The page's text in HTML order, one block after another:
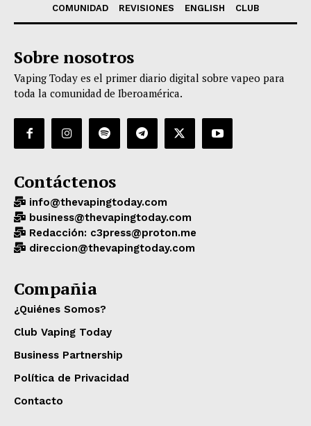
COMUNIDAD
REVISIONES ENGLISH CLUB
Sobre nosotros
Vaping Today es el primer diario digital sobre vapeo para
toda la comunidad de Iberoamérica.
Contáctenos
info@thevapingtoday.com
business@thevapingtoday.com
Redacción: c3press@proton.me
direccion@thevapingtoday.com
Compañia
¿Quiénes Somos?
Club Vaping Today
Business Partnership
Política de Privacidad
Contacto